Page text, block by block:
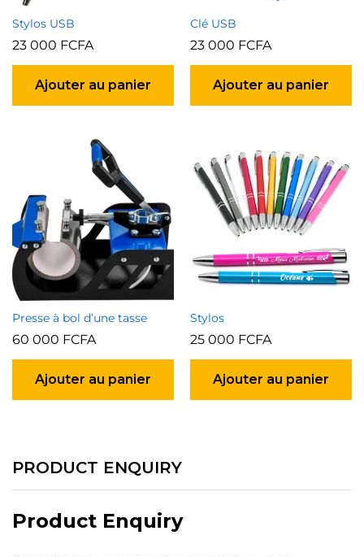
Stylos USB
23 000 FCFA
Ajouter au panier
Clé USB
23 000 FCFA
Ajouter au panier
Presse à bol d’une tasse
60 000 FCFA
Ajouter au panier
Stylos
25 000 FCFA
Ajouter au panier
PRODUCT ENQUIRY
Product Enquiry